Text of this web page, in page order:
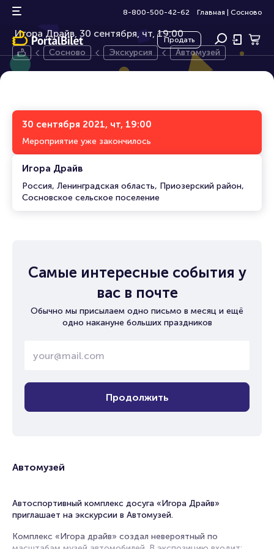
8-800-500-42-62 Главная Сосново
Продать
Автомузей
Игора Драйв, 30 сентября, чт, 19:00
Сосново Экскурсия Автомузей
30 сентября 2021, чт, 19:00
Мероприятие уже закончилось
Игора Драйв
Россия, Ленинградская область, Приозерский район,
Сосновское сельское поселение
Самые интересные события у
вас в почте
Обычно мы присылаем одно письмо в месяц и ещё
одно накануне больших праздников
Продолжить
Автомузей
Автоспортивный комплекс досуга «Игора Драйв»
приглашает на экскурсии в Автомузей.
Комплекс «Игора драйв» создал невероятный по